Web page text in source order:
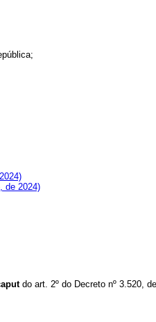
de 2024)
do art. 2º do Decreto nº 3.520,